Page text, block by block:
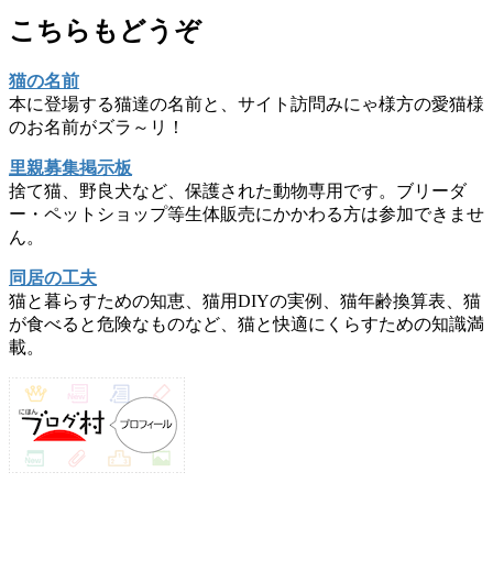
こちらもどうぞ
猫の名前
本に登場する猫達の名前と、サイト訪問みにゃ様方の愛猫様
のお名前がズラ～リ！
里親募集掲示板
捨て猫、野良犬など、保護された動物専用です。ブリーダ
ー・ペットショップ等生体販売にかかわる方は参加できませ
ん。
同居の工夫
猫と暮らすための知恵、猫用DIYの実例、猫年齢換算表、猫
が食べると危険なものなど、猫と快適にくらすための知識満
載。